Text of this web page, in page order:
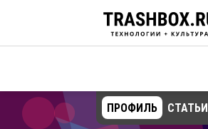
ПРОФИЛЬ СТАТЬИ